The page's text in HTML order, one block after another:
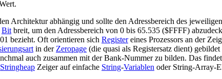
Architektur abhängig und sollte den Adressbereich des
Bit breit, um den Adressbereich von 0 bis 65.535 ($FFFF)
bezieht. Oft orientieren sich Registereines Prozessors an der
in der Zeropage (die quasi als Registersatz dient) gebildet
auch zusammen mit der Bank-Nummer zu bilden. Das
Stringheap Zeiger auf einfache String-Variablen oder String-Array-